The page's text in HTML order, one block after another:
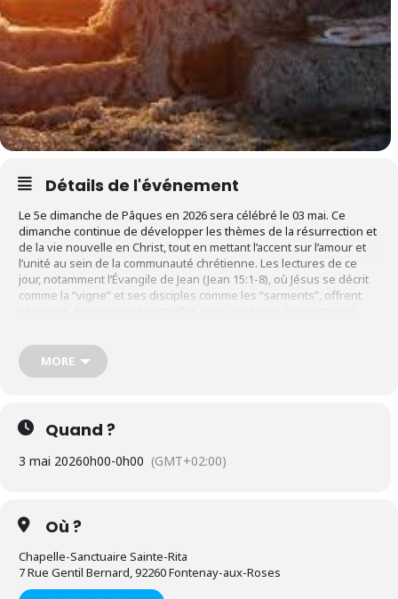
Détails de l'événement
Le 5e dimanche de Pâques en 2026 sera célébré le 03 mai. Ce
dimanche continue de développer les thèmes de la résurrection et
de la vie nouvelle en Christ, tout en mettant l’accent sur l’amour et
l’unité au sein de la communauté chrétienne. Les lectures de ce
jour, notamment l’Évangile de Jean (Jean 15:1-8), où Jésus se décrit
comme la “vigne” et ses disciples comme les “sarments”, offrent
1. Jésus, la Vigne Véritable
relation vitale entre Jésus et ses disciples. Tout comme les
sarments tirent leur force et leur nutrition de la vigne, nous, en tant
Christ. Cela nous invite à réfléchir sur notre propre connexion avec
2. L’Importance de Rester Unis
Jésus insiste sur le fait que, sans lui, nous ne pouvons rien faire.
Cette réalité nous appelle à demeurer en lui, à cultiver une relation
constante avec lui par la prière, la méditation de sa parole et la
MORE
Quand ?
3 mai 20260h00-0h00 (GMT+02:00)
Où ?
Chapelle-Sanctuaire Sainte-Rita
7 Rue Gentil Bernard, 92260 Fontenay-aux-Roses